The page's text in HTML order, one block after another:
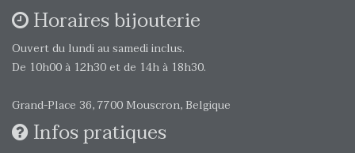
Horaires bijouterie
Ouvert du lundi au samedi inclus.
De 10h00 à 12h30 et de 14h à 18h30.
Grand-Place 36, 7700 Mouscron, Belgique
Infos pratiques